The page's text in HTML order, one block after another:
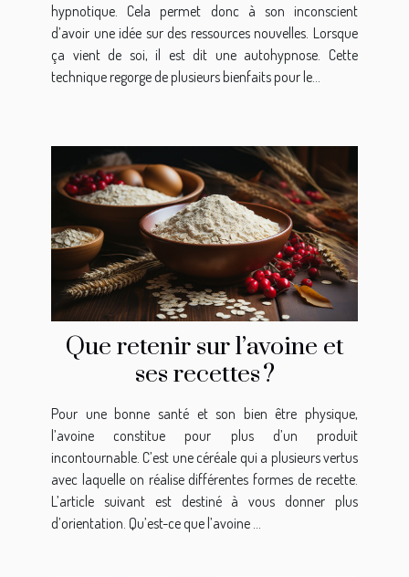
hypnotique. Cela permet donc à son inconscient
d’avoir une idée sur des ressources nouvelles. Lorsque
ça vient de soi, il est dit une autohypnose. Cette
technique regorge de plusieurs bienfaits pour le...
Que retenir sur l’avoine et
ses recettes ?
Pour une bonne santé et son bien être physique,
l’avoine constitue pour plus d’un produit
incontournable. C’est une céréale qui a plusieurs vertus
avec laquelle on réalise différentes formes de recette.
L’article suivant est destiné à vous donner plus
d’orientation. Qu’est-ce que l’avoine ...